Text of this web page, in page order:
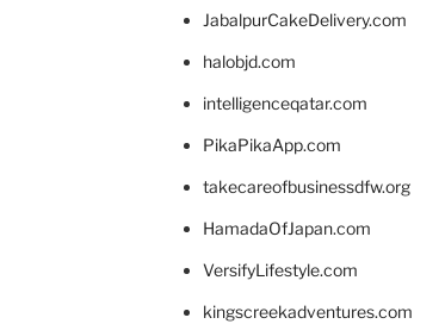
JabalpurCakeDelivery.com
halobjd.com
intelligenceqatar.com
PikaPikaApp.com
takecareofbusinessdfw.org
HamadaOfJapan.com
VersifyLifestyle.com
kingscreekadventures.com